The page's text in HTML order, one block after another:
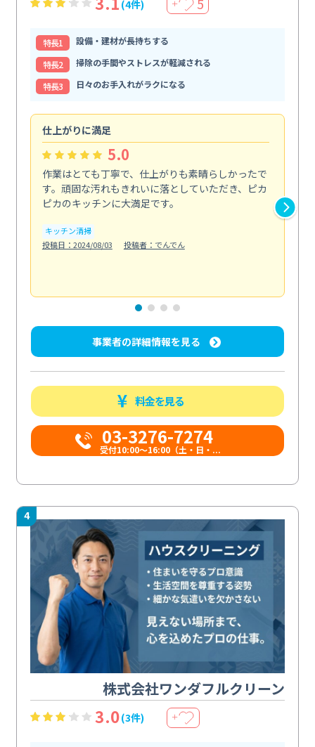
(4件) ＋ 5
特⻑1
設備・建材が長持ちする
特⻑2
掃除の手間やストレスが軽減される
特⻑3
日々のお手入れがラクになる
仕上がりに満足
5.0
作業はとても丁寧で、仕上がりも素晴らしかったで
す。頑固な汚れもきれいに落としていただき、ピカ
ピカのキッチンに大満足です。
キッチン清掃
投稿日：2024/08/03
投稿者：でんでん
事業者の詳細情報を見る
料金を見る
03-3276-7274
受付10:00〜16:00（土・日・...
4
株式会社ワンダフルクリーン
3.0(3件) ＋